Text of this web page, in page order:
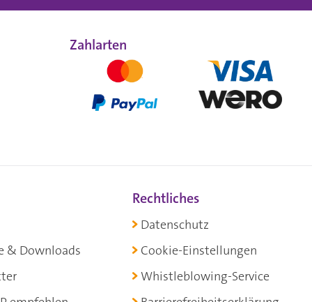
Zahlarten
& Downloads
Rechtliches
Datenschutz
Cookie-Einstellungen
Whistleblowing-Service